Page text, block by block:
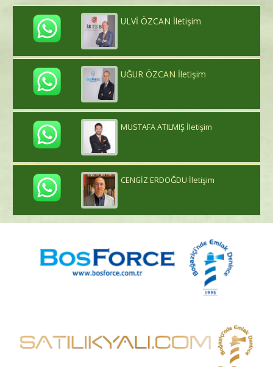
ULVİ ÖZCAN İletişim
UĞUR ÖZCAN İletişim
MUSTAFA ATILMIŞ İletişim
CENGİZ ERDOĞDU İletişim